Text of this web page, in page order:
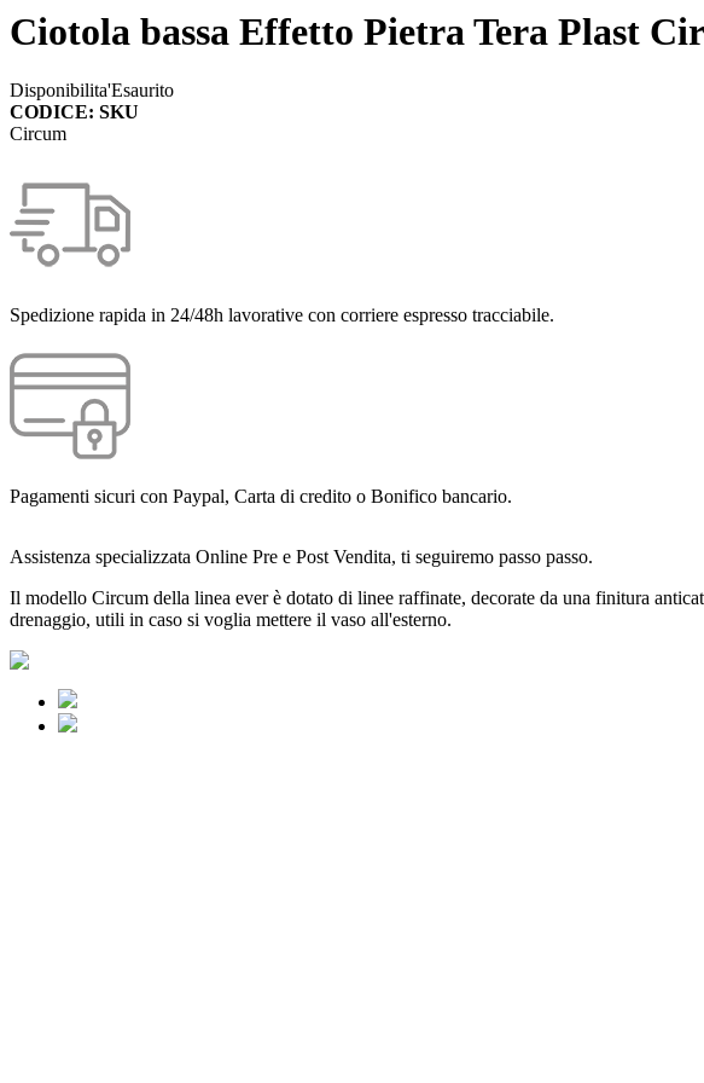
Ciotola bassa Effetto Pietra Tera Plast
Disponibilita'Esaurito
CODICE: SKU
Circum
Spedizione rapida in 24/48h lavorative con corriere espresso tracciabile.
Pagamenti sicuri con Paypal, Carta di credito o Bonifico bancario.
Assistenza specializzata Online Pre e Post Vendita, ti seguiremo passo passo.
Il modello Circum della linea ever è dotato di linee raffinate, decorate da una finitura
drenaggio, utili in caso si voglia mettere il vaso all'esterno.